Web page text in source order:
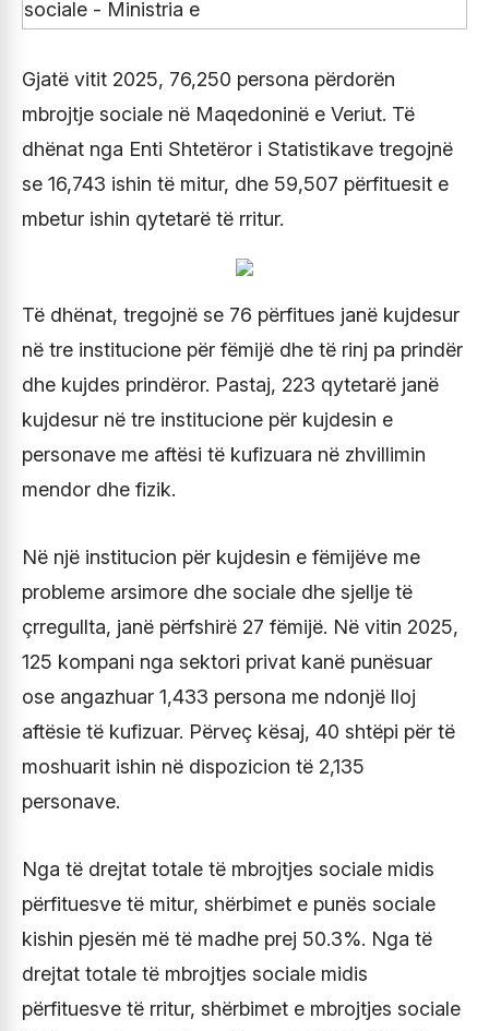
Gjatë vitit 2025, 76,250 persona përdorën
mbrojtje sociale në Maqedoninë e Veriut. Të
dhënat nga Enti Shtetëror i Statistikave tregojnë
se 16,743 ishin të mitur, dhe 59,507 përfituesit e
mbetur ishin qytetarë të rritur.
Të dhënat, tregojnë se 76 përfitues janë kujdesur
në tre institucione për fëmijë dhe të rinj pa prindër
dhe kujdes prindëror. Pastaj, 223 qytetarë janë
kujdesur në tre institucione për kujdesin e
personave me aftësi të kufizuara në zhvillimin
mendor dhe fizik.
Në një institucion për kujdesin e fëmijëve me
probleme arsimore dhe sociale dhe sjellje të
çrregullta, janë përfshirë 27 fëmijë. Në vitin 2025,
125 kompani nga sektori privat kanë punësuar
ose angazhuar 1,433 persona me ndonjë lloj
aftësie të kufizuar. Përveç kësaj, 40 shtëpi për të
moshuarit ishin në dispozicion të 2,135
personave.
Nga të drejtat totale të mbrojtjes sociale midis
përfituesve të mitur, shërbimet e punës sociale
kishin pjesën më të madhe prej 50.3%. Nga të
drejtat totale të mbrojtjes sociale midis
përfituesve të rritur, shërbimet e mbrojtjes sociale